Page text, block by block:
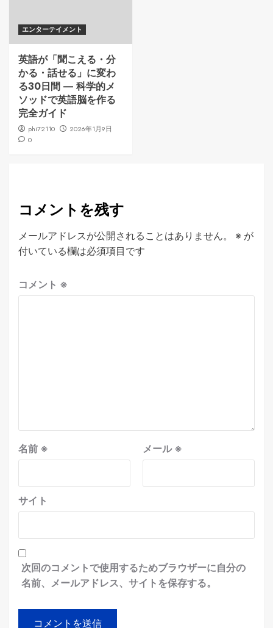
エンターテイメント
英語が「聞こえる・分
かる・話せる」に変わ
る30日間 ― 科学的メ
ソッドで英語脳を作る
完全ガイド
phi72110
2026年1月9日
0
コメントを残す
メールアドレスが公開されることはありません。 ※ が
付いている欄は必須項目です
コメント ※
名前 ※ メール※
サイト
次回のコメントで使用するためブラウザーに自分の
名前、メールアドレス、サイトを保存する。